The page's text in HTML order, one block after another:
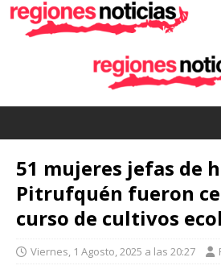
51 mujeres jefas de
Pitrufquén fueron
curso de cultivos
Viernes, 1 Agosto, 2025 a las 20:27